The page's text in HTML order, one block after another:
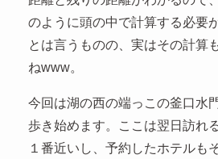
のように頭の中で計算する必要
とは言うものの、実はその計算
ねwww。
今回は湖の西の端っこの釜口水
歩き始めます。ここは翌日訪れ
１番近いし、予約したホテルも